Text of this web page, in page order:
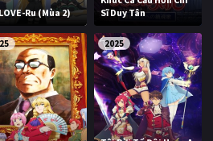
Ru (Mùa 2)
Sĩ Duy Tân
2025